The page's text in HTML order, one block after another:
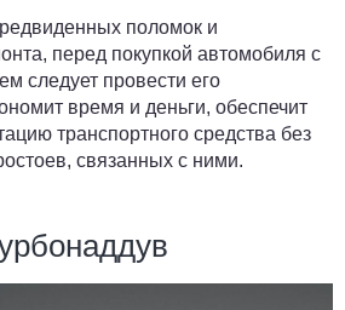
поломок и
перед покупкой автомобиля с
следует провести его
время и деньги, обеспечит
транспортного средства без
связанных с ними.